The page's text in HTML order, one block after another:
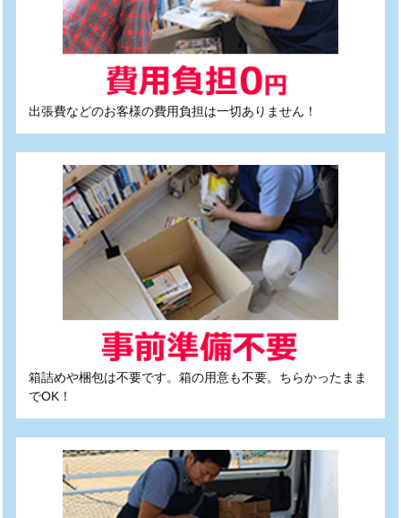
出張費などのお客様の費用負担は一切ありません！
箱詰めや梱包は不要です。箱の用意も不要。ちらかったまま
でOK！